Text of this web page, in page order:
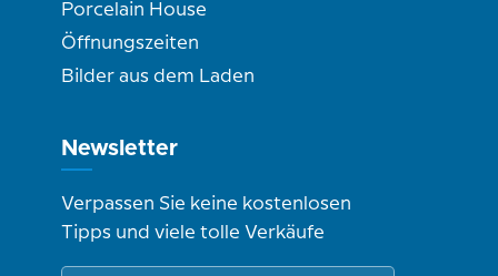
Porcelain House
Öffnungszeiten
Bilder aus dem Laden
Newsletter
Verpassen Sie keine kostenlosen
Tipps und viele tolle Verkäufe